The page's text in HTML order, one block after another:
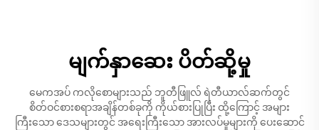
မျက်နှာဆေး ပိတ်ဆို့မှု
မေကအပ် ကလိုစောများသည် ဘူတီဖြူလ် ရဲတီယာလ်ဆက်တွင်
စိတ်ဝင်စားစရာအချိန်တစ်ခုကို ကိုယ်စားပြုပြီး ထို့ကြောင့် အများ
ကြီးသော ဒေသများတွင် အရေးကြီးသော အားလပ်မှုများကို ပေးဆောင်